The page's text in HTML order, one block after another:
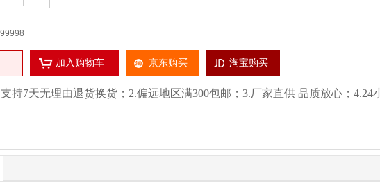
99998
加入购物车 京东购买 淘宝购买
持7天无理由退货换货；2.偏远地区满300包邮；3.厂家直供 品质放心；4.24